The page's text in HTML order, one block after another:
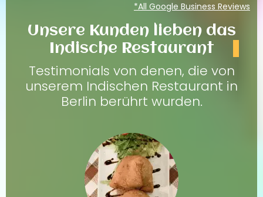
*All Google Business Reviews
Unsere Kunden lieben das
Indische Restaurant
Testimonials von denen, die von
unserem Indischen Restaurant in
Berlin berührt wurden.